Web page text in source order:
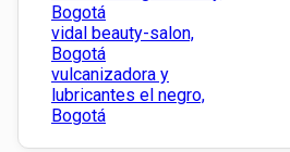
Bogotá
vidal beauty-salon,
Bogotá
vulcanizadora y
lubricantes el negro,
Bogotá